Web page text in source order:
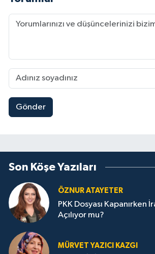
Gönder
Son Köşe Yazıları
ÖZNUR ATAYETER
PKK Dosyası Kapanırken
Açılıyor mu?
MÜRVET YAZICI KAZGI